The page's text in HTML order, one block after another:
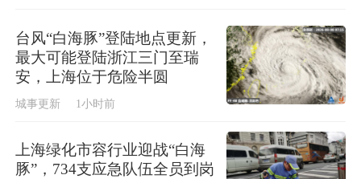
台风“白海豚”登陆地点更新，
最大可能登陆浙江三门至瑞
安，上海位于危险半圆
城事更新 1小时前
上海绿化市容行业迎战“白海
豚”，734支应急队伍全员到岗